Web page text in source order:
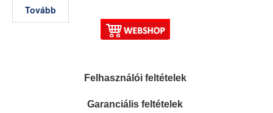
Tovább
Felhasználói feltételek
Garanciális feltételek